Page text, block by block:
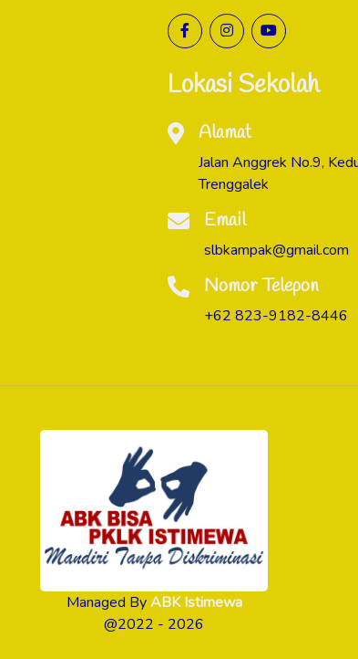
Lokasi Sekolah
Alamat
Jalan Anggrek No.9,
Trenggalek
Email
slbkampak@gmail.com
Nomor Telepon
+62 823-9182-8446
Managed ByABK Istimewa
@2022 - 2026